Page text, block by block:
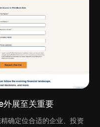
展至关重要
确定位合适的企业、投资